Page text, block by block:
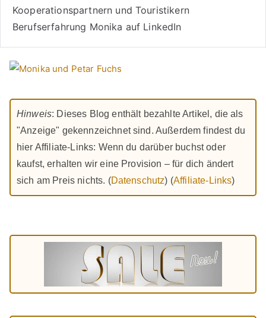
Kooperationspartnern und Touristikern
Berufserfahrung Monika auf LinkedIn
Hinweis: Dieses Blog enthält bezahlte Artikel, die als
"Anzeige" gekennzeichnet sind. Außerdem findest du
hier Affiliate-Links: Wenn du darüber buchst oder
kaufst, erhalten wir eine Provision – für dich ändert
sich am Preis nichts. (Datenschutz) (Affiliate-Links)